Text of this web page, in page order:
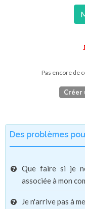
Pas encore de
Créer
Des problèmes
Que faire si je
associée à mon
Je n'arrive pas à